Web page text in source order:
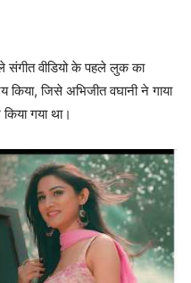
वीडियो के पहले लुक का
किया, जिसे अभिजीत वघानी ने गाया
गया था।